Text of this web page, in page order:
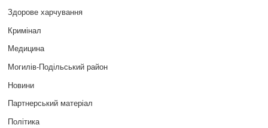
Здорове харчування
Кримінал
Медицина
Могилів-Подільський район
Новини
Партнерський матеріал
Політика